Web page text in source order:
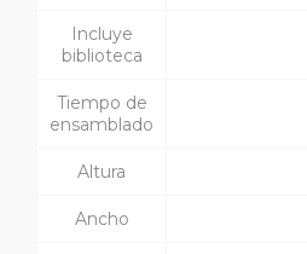
Incluye
biblioteca
Tiempo de
ensamblado
Altura
Ancho